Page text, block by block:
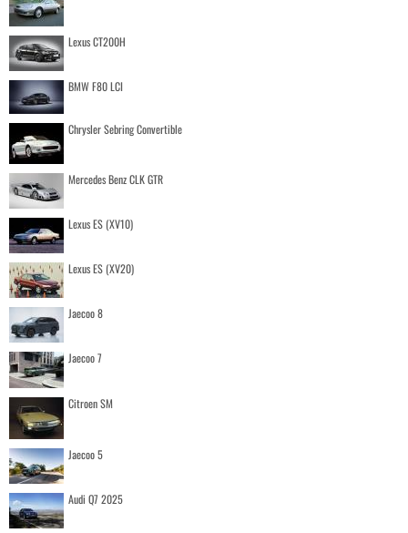
Lexus CT200H
BMW F80 LCI
Chrysler Sebring Convertible
Mercedes Benz CLK GTR
Lexus ES (XV10)
Lexus ES (XV20)
Jaecoo 8
Jaecoo 7
Citroen SM
Jaecoo 5
Audi Q7 2025